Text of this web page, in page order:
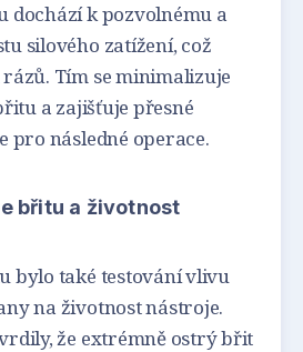
dochází k pozvolnému a
silového zatížení, což
Tím se minimalizuje
a zajišťuje přesné
pro následné operace.
břitu a životnost
bylo také testování vlivu
na životnost nástroje.
že extrémně ostrý břit